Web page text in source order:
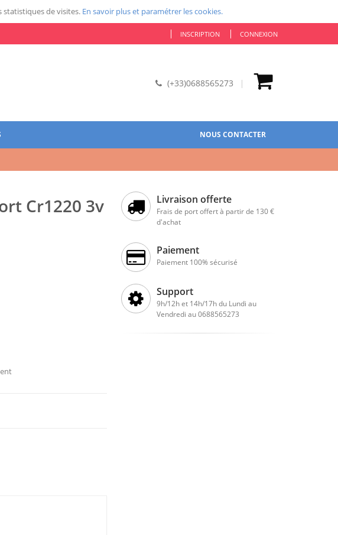
statistiques de visites. En savoir plus et paramétrer les cookies.
INSCRIPTION CONNEXION
(+33)0688565273
NOUS CONTACTER
Cr1220 3v Livraison offerte
Frais de port offert à partir de 130 €
d'achat
Paiement
Paiement 100% sécurisé
Support
9h/12h et 14h/17h du Lundi au
Vendredi au 0688565273